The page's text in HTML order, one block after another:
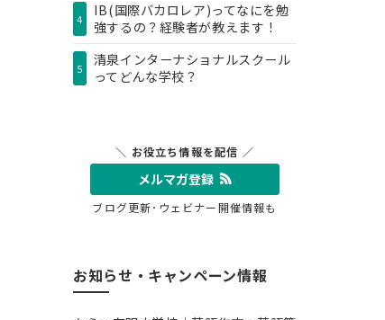
4
IB(国際バカロレア)ってなにを勉
強するの？経験者が教えます！
5
清泉インターナショナルスクール
ってどんな学校？
＼ お役立ち情報を配信 ／
メルマガ登録
ブログ更新･ウェビナー開催情報も
お知らせ・キャンペーン情報